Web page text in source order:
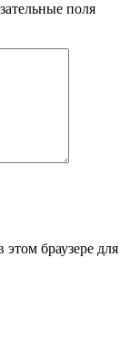
поля
браузере для